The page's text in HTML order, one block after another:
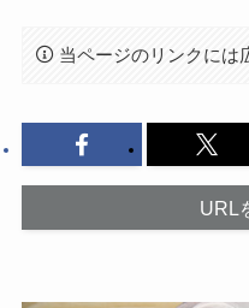
当ページのリンクには
URL